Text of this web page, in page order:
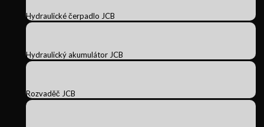
Hydraulické čerpadlo JCB
Hydraulický akumulátor JCB
Rozvaděč JCB